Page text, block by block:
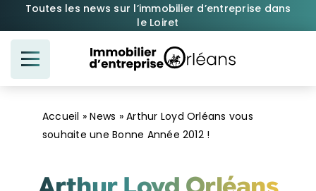
Passer
contenu
Toutes les news sur l’immobilier d’entreprise dans
le Loiret
Accueil »News »Arthur Loyd Orléans vous
souhaite une Bonne Année 2012 !